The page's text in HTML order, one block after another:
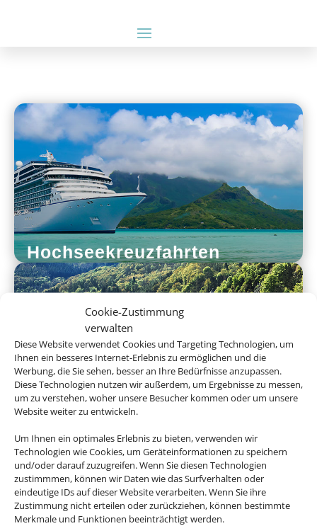
Cookie-Zustimmung
verwalten
Diese Website verwendet Cookies und Targeting Technologien, um
Ihnen ein besseres Internet-Erlebnis zu ermöglichen und die
Werbung, die Sie sehen, besser an Ihre Bedürfnisse anzupassen.
Diese Technologien nutzen wir außerdem, um Ergebnisse zu messen,
um zu verstehen, woher unsere Besucher kommen oder um unsere
Website weiter zu entwickeln.
Um Ihnen ein optimales Erlebnis zu bieten, verwenden wir
Technologien wie Cookies, um Geräteinformationen zu speichern
und/oder darauf zuzugreifen. Wenn Sie diesen Technologien
zustimmmen, können wir Daten wie das Surfverhalten oder
eindeutige IDs auf dieser Website verarbeiten. Wenn Sie ihre
Zustimmung nicht erteilen oder zurückziehen, können bestimmte
Merkmale und Funktionen beeinträchtigt werden.
Hochseekreuzfahrten
Flusskreuzfahrten